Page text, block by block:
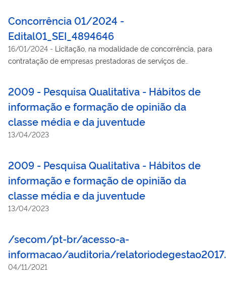
Concorrência 01/2024 -
Edital01_SEI_4894646
16/01/2024 - Licitação, na modalidade de concorrência, para
contratação de empresas prestadoras de serviços de
2009 - Pesquisa Qualitativa - Hábitos de
informação e formação de opinião da
classe média e da juventude
13/04/2023
2009 - Pesquisa Qualitativa - Hábitos de
informação e formação de opinião da
classe média e da juventude
13/04/2023
/secom/pt-br/acesso-a-
informacao/auditoria/
04/11/2021